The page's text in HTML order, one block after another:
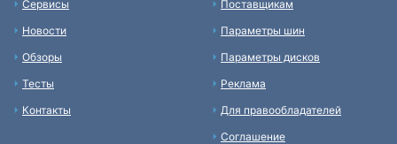
Сервисы
Новости
Обзоры
Тесты
Контакты
Поставщикам
Параметры шин
Параметры дисков
Реклама
Для правообладателей
Соглашение